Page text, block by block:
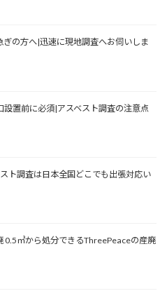
ぎの方へ|迅速に現地調査へお伺いしま
設置前に必須|アスベスト調査の注意点
ト調査は日本全国どこでも出張対応い
0.5㎥から処分できるThreePeaceの産廃